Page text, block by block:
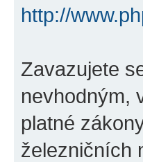
http://
Zavazujete
nevhodným,
platné
železničních